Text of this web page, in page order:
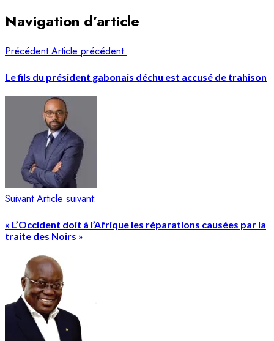
Navigation d’article
Précédent Article précédent:
Le fils du président gabonais déchu est accusé de trahison
Suivant Article suivant:
« L’Occident doit à l’Afrique les réparations causées par la
traite des Noirs »